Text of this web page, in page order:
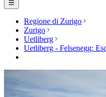
Regione di Zurigo
Zurigo
Uetliberg
Uetliberg - Felsenegg: